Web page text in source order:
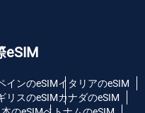
eSIM
インのeSIMイタリアのeSIM
リスのeSIMカナダのeSIM